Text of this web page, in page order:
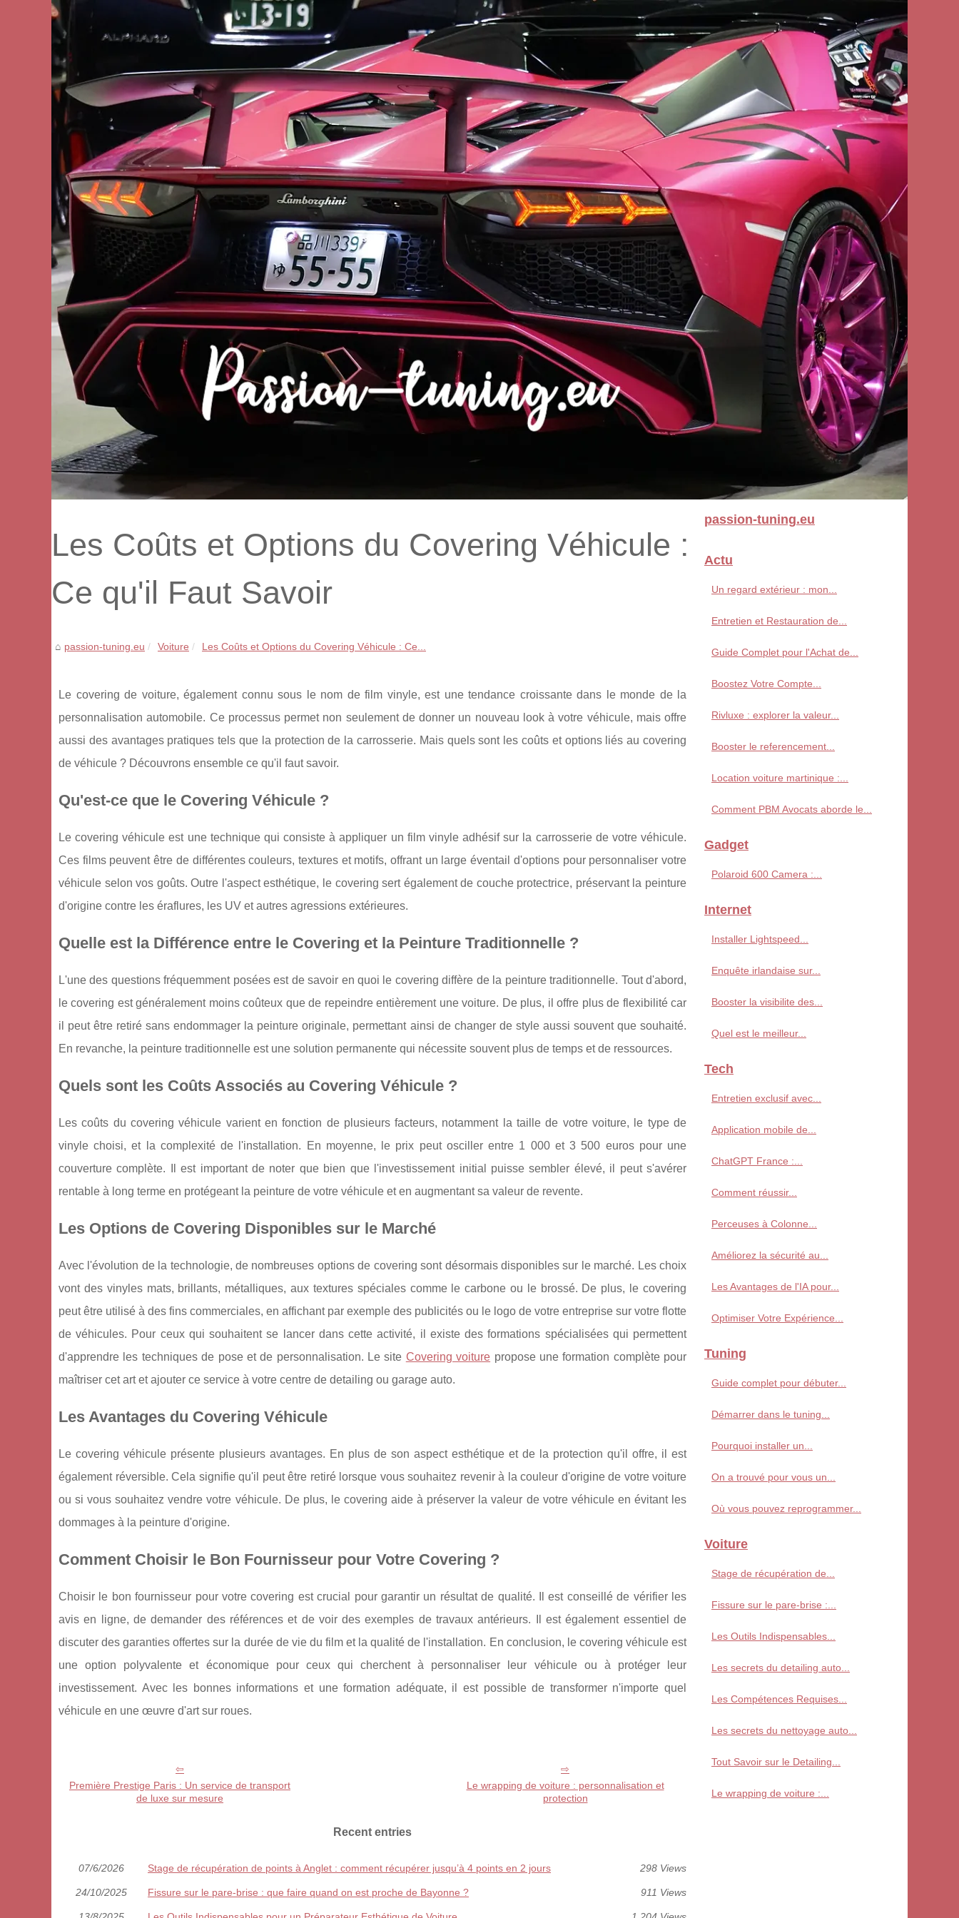
Les Coûts et Options du Covering Véhicule :
Ce qu'il Faut Savoir
passion-tuning.eu Voiture Les Coûts et Options du Covering Véhicule : Ce...
Le covering de voiture, également connu sous le nom de film vinyle, est une tendance croissante dans le monde de la
personnalisation automobile. Ce processus permet non seulement de donner un nouveau look à votre véhicule, mais offre
aussi des avantages pratiques tels que la protection de la carrosserie. Mais quels sont les coûts et options liés au covering
de véhicule ? Découvrons ensemble ce qu'il faut savoir.
Qu'est-ce que le Covering Véhicule ?
Le covering véhicule est une technique qui consiste à appliquer un film vinyle adhésif sur la carrosserie de votre véhicule.
Ces films peuvent être de différentes couleurs, textures et motifs, offrant un large éventail d'options pour personnaliser votre
véhicule selon vos goûts. Outre l'aspect esthétique, le covering sert également de couche protectrice, préservant la peinture
d'origine contre les éraflures, les UV et autres agressions extérieures.
Quelle est la Différence entre le Covering et la Peinture Traditionnelle ?
L'une des questions fréquemment posées est de savoir en quoi le covering diffère de la peinture traditionnelle. Tout d'abord,
le covering est généralement moins coûteux que de repeindre entièrement une voiture. De plus, il offre plus de flexibilité car
il peut être retiré sans endommager la peinture originale, permettant ainsi de changer de style aussi souvent que souhaité.
En revanche, la peinture traditionnelle est une solution permanente qui nécessite souvent plus de temps et de ressources.
Quels sont les Coûts Associés au Covering Véhicule ?
Les coûts du covering véhicule varient en fonction de plusieurs facteurs, notamment la taille de votre voiture, le type de
vinyle choisi, et la complexité de l'installation. En moyenne, le prix peut osciller entre 1 000 et 3 500 euros pour une
couverture complète. Il est important de noter que bien que l'investissement initial puisse sembler élevé, il peut s'avérer
rentable à long terme en protégeant la peinture de votre véhicule et en augmentant sa valeur de revente.
Les Options de Covering Disponibles sur le Marché
Avec l'évolution de la technologie, de nombreuses options de covering sont désormais disponibles sur le marché. Les choix
vont des vinyles mats, brillants, métalliques, aux textures spéciales comme le carbone ou le brossé. De plus, le covering
peut être utilisé à des fins commerciales, en affichant par exemple des publicités ou le logo de votre entreprise sur votre flotte
de véhicules. Pour ceux qui souhaitent se lancer dans cette activité, il existe des formations spécialisées qui permettent
d'apprendre les techniques de pose et de personnalisation. Le site Covering voiture propose une formation complète pour
maîtriser cet art et ajouter ce service à votre centre de detailing ou garage auto.
Les Avantages du Covering Véhicule
Le covering véhicule présente plusieurs avantages. En plus de son aspect esthétique et de la protection qu'il offre, il est
également réversible. Cela signifie qu'il peut être retiré lorsque vous souhaitez revenir à la couleur d'origine de votre voiture
ou si vous souhaitez vendre votre véhicule. De plus, le covering aide à préserver la valeur de votre véhicule en évitant les
dommages à la peinture d'origine.
Comment Choisir le Bon Fournisseur pour Votre Covering ?
Choisir le bon fournisseur pour votre covering est crucial pour garantir un résultat de qualité. Il est conseillé de vérifier les
avis en ligne, de demander des références et de voir des exemples de travaux antérieurs. Il est également essentiel de
discuter des garanties offertes sur la durée de vie du film et la qualité de l'installation. En conclusion, le covering véhicule est
une option polyvalente et économique pour ceux qui cherchent à personnaliser leur véhicule ou à protéger leur
investissement. Avec les bonnes informations et une formation adéquate, il est possible de transformer n'importe quel
véhicule en une œuvre d'art sur roues.
Première Prestige Paris : Un service de transport
de luxe sur mesure
Le wrapping de voiture : personnalisation et
protection
Recent entries
07/6/2026 Stage de récupération de points à Anglet : comment récupérer jusqu’à 4 points en 2 jours 298 Views
24/10/2025 Fissure sur le pare-brise : que faire quand on est proche de Bayonne ? 911 Views
passion-tuning.eu
Actu
Un regard extérieur : mon...
Entretien et Restauration de...
Guide Complet pour l'Achat de...
Boostez Votre Compte...
Rivluxe : explorer la valeur...
Booster le referencement...
Location voiture martinique :...
Comment PBM Avocats aborde le...
Gadget
Polaroid 600 Camera :...
Internet
Installer Lightspeed...
Enquête irlandaise sur...
Booster la visibilite des...
Quel est le meilleur...
Tech
Entretien exclusif avec...
Application mobile de...
ChatGPT France :...
Comment réussir...
Perceuses à Colonne...
Améliorez la sécurité au...
Les Avantages de l'IA pour...
Optimiser Votre Expérience...
Tuning
Guide complet pour débuter...
Démarrer dans le tuning...
Pourquoi installer un...
On a trouvé pour vous un...
Où vous pouvez reprogrammer...
Voiture
Stage de récupération de...
Fissure sur le pare-brise :...
Les Outils Indispensables...
Les secrets du detailing auto...
Les Compétences Requises...
Les secrets du nettoyage auto...
Tout Savoir sur le Detailing...
Le wrapping de voiture :...